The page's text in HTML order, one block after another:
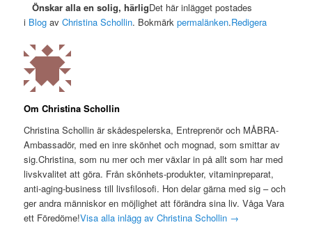
Önskar alla en solig, härligDet här inlägget postades
i Blog avChristina Schollin. Bokmärkpermalänken.Redigera
Om Christina Schollin
Christina Schollin är skådespelerska, Entreprenör och MÅBRA-
Ambassadör, med en inre skönhet och mognad, som smittar av
sig.Christina, som nu mer och mer växlar in på allt som har med
livskvalitet att göra. Från skönhets-produkter, vitaminpreparat,
anti-aging-business till livsfilosofi. Hon delar gärna med sig – och
ger andra människor en möjlighet att förändra sina liv. Våga Vara
ett Föredöme!Visa alla inlägg av Christina Schollin →